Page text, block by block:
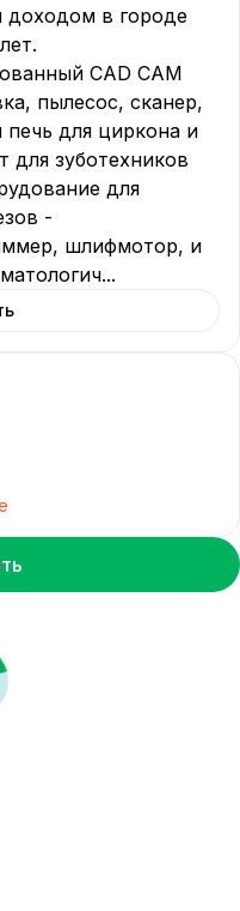
доходом в городе
CAD CAM
пылесос, сканер,
для циркона и
для зуботехников
для
-
шлифмотор, и
...